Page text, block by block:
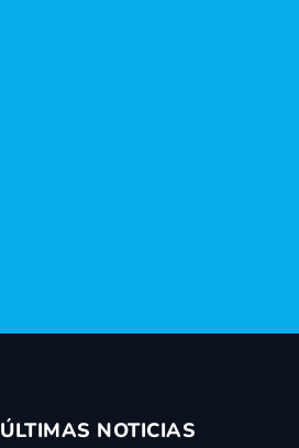
ÚLTIMAS NOTICIAS